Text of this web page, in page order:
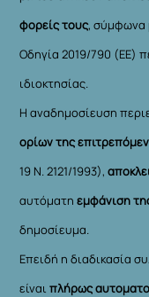
φορείς τους, σύμφωνα
Οδηγία 2019/790 (ΕΕ)
ιδιοκτησίας.
Η αναδημοσίευση
ορίων της
19 Ν. 2121/1993),
αυτόματηεμφάνιση
δημοσίευμα.
Επειδή η διαδικασία
είναιπλήρως